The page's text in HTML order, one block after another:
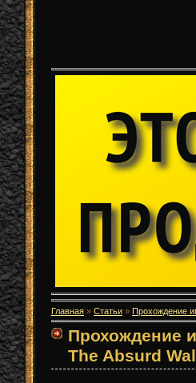
Главная » Статьи » Прохождение
Прохождение
The Absurd